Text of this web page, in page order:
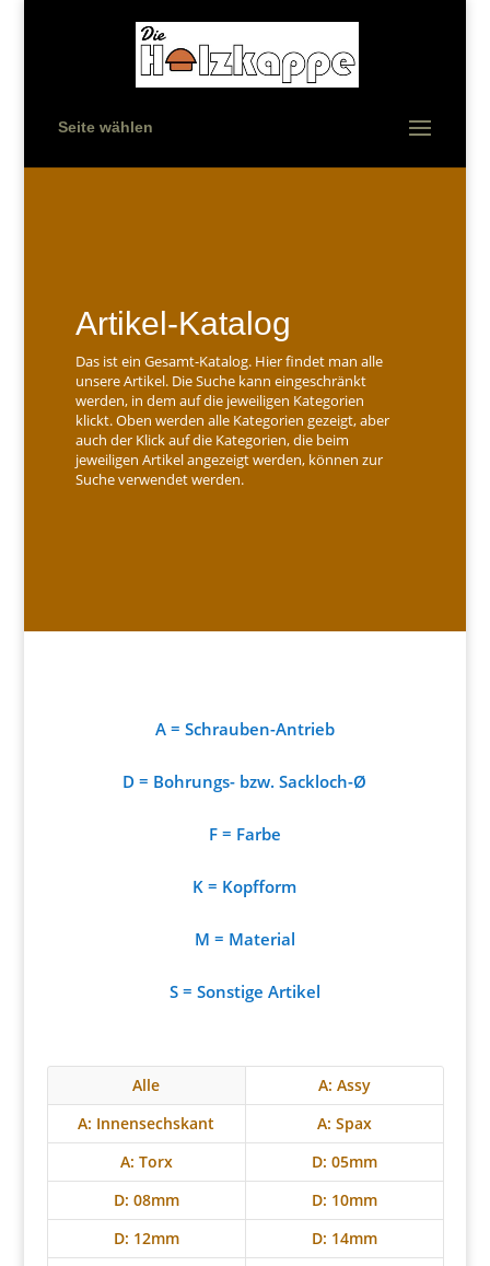
Seite wählen
Artikel-Katalog
Das ist ein Gesamt-Katalog. Hier findet man alle
unsere Artikel. Die Suche kann eingeschränkt
werden, in dem auf die jeweiligen Kategorien
klickt. Oben werden alle Kategorien gezeigt, aber
auch der Klick auf die Kategorien, die beim
jeweiligen Artikel angezeigt werden, können zur
Suche verwendet werden.
A = Schrauben-Antrieb
D = Bohrungs- bzw. Sackloch-Ø
F = Farbe
K = Kopfform
M = Material
S = Sonstige Artikel
Alle
A: Assy
A: Innensechskant
A: Spax
A: Torx
D: 05mm
D: 08mm
D: 10mm
D: 12mm
D: 14mm